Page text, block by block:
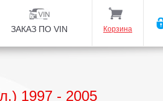
ЗАКАЗ ПО VIN Корзина
1997 - 2005